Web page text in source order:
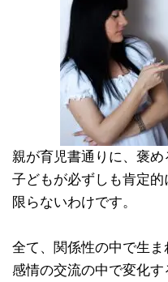
親が育児書通りに、褒
子どもが必ずしも肯定
限らないわけです。
全て、関係性の中で生ま
感情の交流の中で変化す